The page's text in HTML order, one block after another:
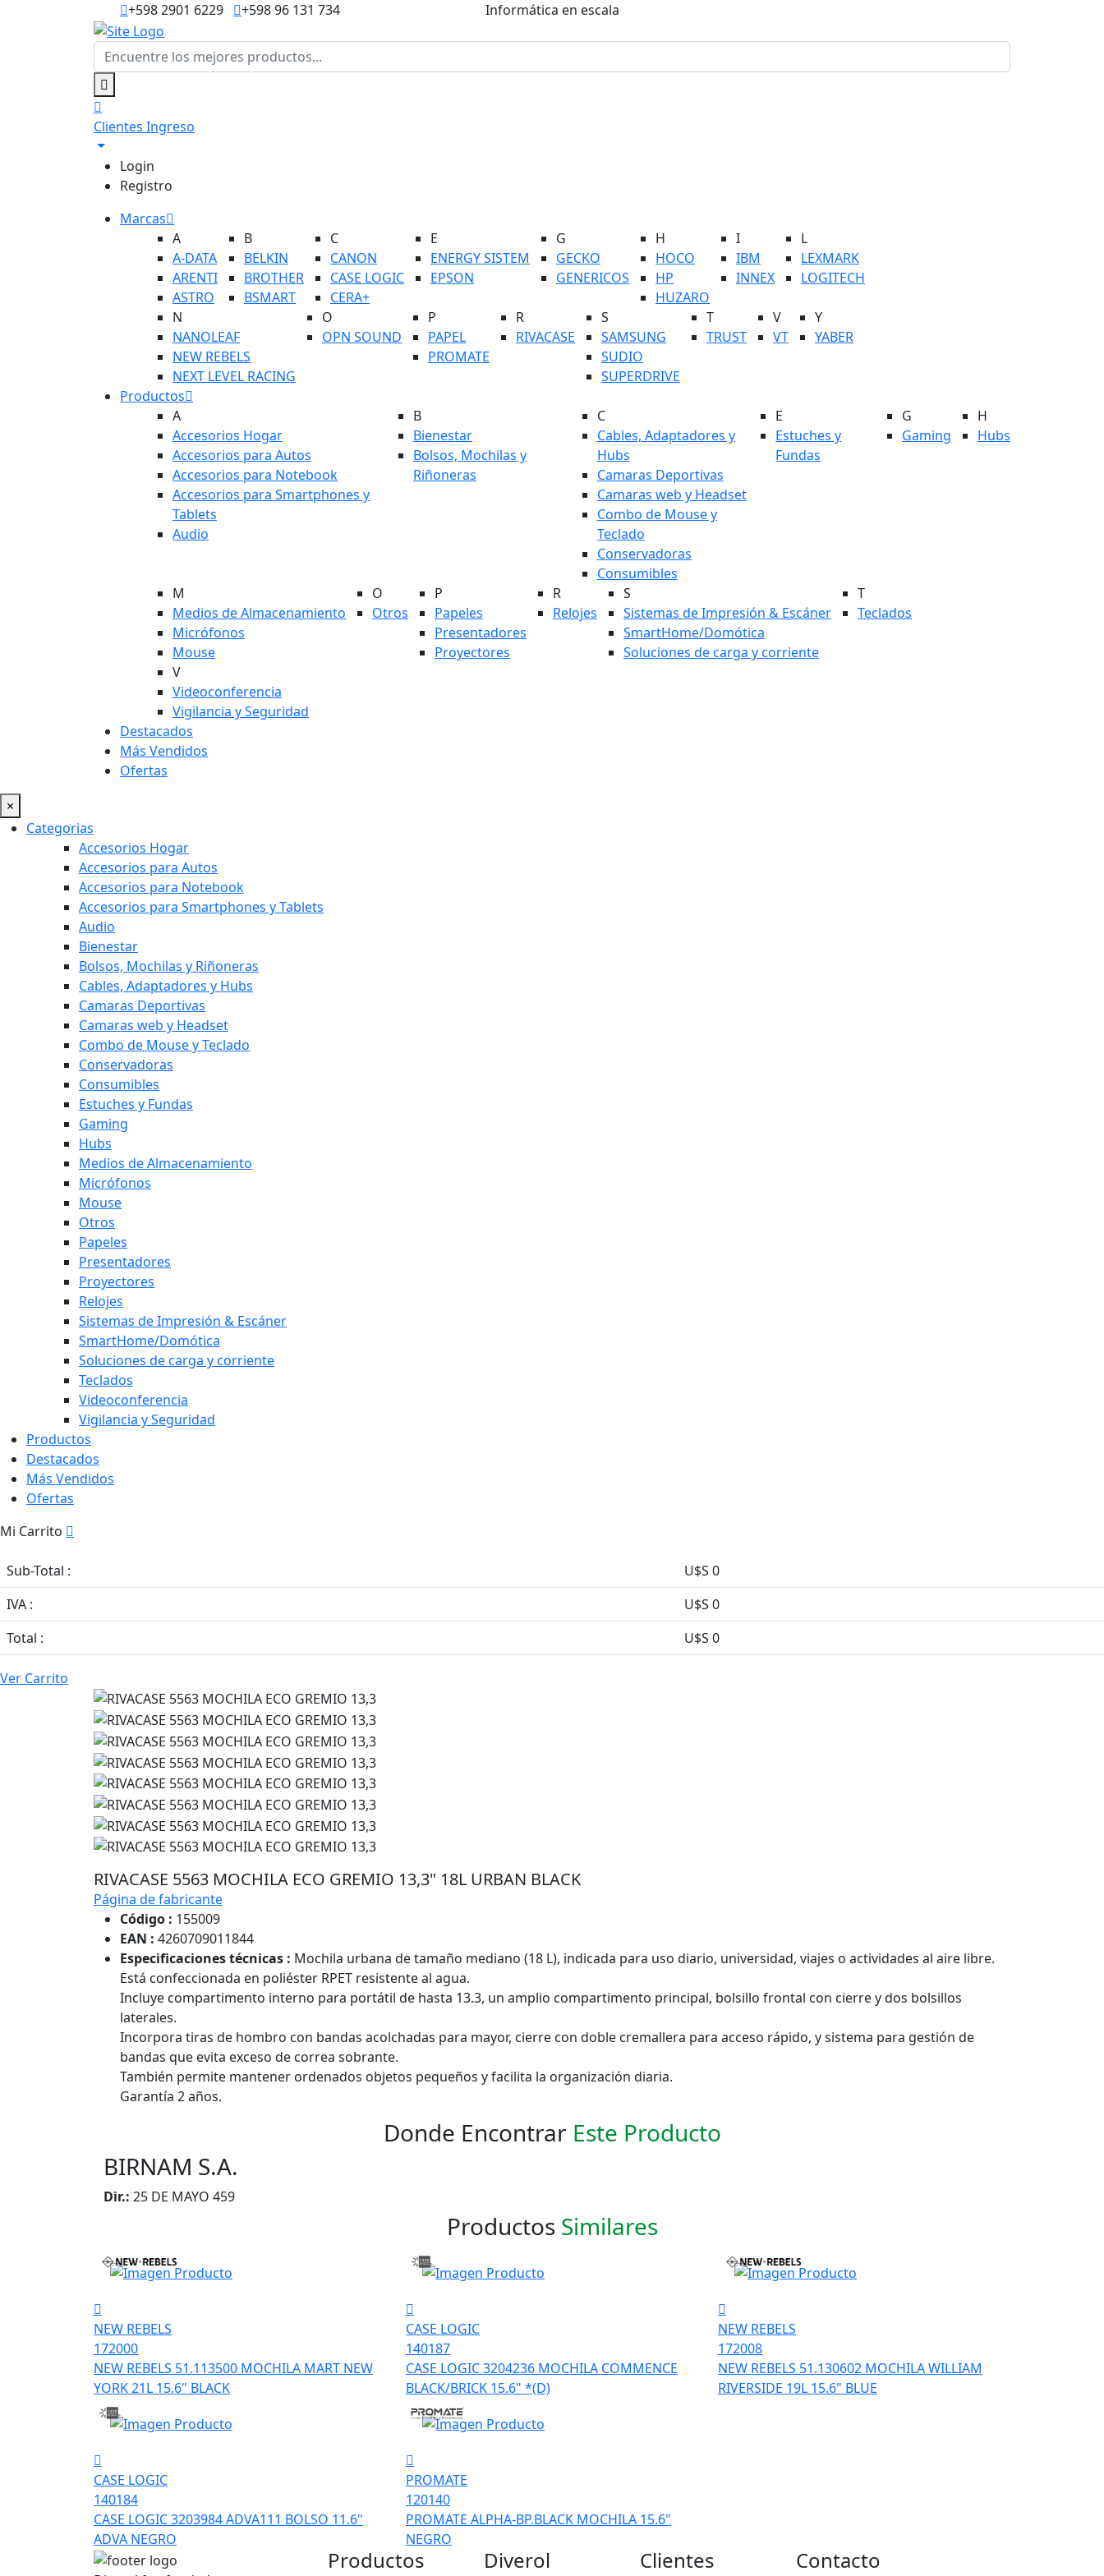
+598 2901 6229 +598 96 131 734 Informática en escala
Clientes Ingreso
Login
Registro
Marcas
A
A-DATA
ARENTI
ASTRO
B
BELKIN
BROTHER
BSMART
C
CANON
CASE LOGIC
CERA+
E
ENERGY SISTEM
EPSON
G
GECKO
GENERICOS
H
HOCO
HP
HUZARO
I
IBM
INNEX
L
LEXMARK
LOGITECH
N
NANOLEAF
NEW REBELS
NEXT LEVEL RACING
O
OPN SOUND
P
PAPEL
PROMATE
R
RIVACASE
S
SAMSUNG
SUDIO
SUPERDRIVE
T
TRUST
V
VT
Y
YABER
Productos
A
Accesorios Hogar
Accesorios para Autos
Accesorios para Notebook
Accesorios para Smartphones y
Tablets
Audio
B
Bienestar
Bolsos, Mochilas y
Riñoneras
C
Cables, Adaptadores y
Hubs
Camaras Deportivas
Camaras web y Headset
Combo de Mouse y
Teclado
Conservadoras
Consumibles
E
Estuches y
Fundas
G
Gaming
H
Hubs
M
Medios de Almacenamiento
Micrófonos
Mouse
O
Otros
P
Papeles
Presentadores
Proyectores
R
Relojes
S
Sistemas de Impresión & Escáner
SmartHome/Domótica
Soluciones de carga y corriente
T
Teclados
V
Videoconferencia
Vigilancia y Seguridad
Destacados
Más Vendidos
Ofertas
×
Categorias
Accesorios Hogar
Accesorios para Autos
Accesorios para Notebook
Accesorios para Smartphones y Tablets
Audio
Bienestar
Bolsos, Mochilas y Riñoneras
Cables, Adaptadores y Hubs
Camaras Deportivas
Camaras web y Headset
Combo de Mouse y Teclado
Conservadoras
Consumibles
Estuches y Fundas
Gaming
Hubs
Medios de Almacenamiento
Micrófonos
Mouse
Otros
Papeles
Presentadores
Proyectores
Relojes
Sistemas de Impresión & Escáner
SmartHome/Domótica
Soluciones de carga y corriente
Teclados
Videoconferencia
Vigilancia y Seguridad
Productos
Destacados
Más Vendidos
Ofertas
Mi Carrito
Sub-Total :
U$S 0
IVA :
U$S 0
Total :
U$S 0
Ver Carrito
RIVACASE 5563 MOCHILA ECO GREMIO 13,3" 18L URBAN BLACK
Página de fabricante
Código : 155009
EAN : 4260709011844
Especificaciones técnicas : Mochila urbana de tamaño mediano (18 L), indicada para uso diario, universidad, viajes o actividades al aire libre.
Está confeccionada en poliéster RPET resistente al agua.
Incluye compartimento interno para portátil de hasta 13.3, un amplio compartimento principal, bolsillo frontal con cierre y dos bolsillos
laterales.
Incorpora tiras de hombro con bandas acolchadas para mayor, cierre con doble cremallera para acceso rápido, y sistema para gestión de
bandas que evita exceso de correa sobrante.
También permite mantener ordenados objetos pequeños y facilita la organización diaria.
Garantía 2 años.
Donde Encontrar Este Producto
BIRNAM S.A.
Dir.: 25 DE MAYO 459
Productos Similares
NEW REBELS
172000
NEW REBELS 51.113500 MOCHILA MART NEW
YORK 21L 15.6" BLACK
CASE LOGIC
140187
CASE LOGIC 3204236 MOCHILA COMMENCE
BLACK/BRICK 15.6" *(D)
NEW REBELS
172008
NEW REBELS 51.130602 MOCHILA WILLIAM
RIVERSIDE 19L 15.6" BLUE
CASE LOGIC
140184
CASE LOGIC 3203984 ADVA111 BOLSO 11.6"
ADVA NEGRO
PROMATE
120140
PROMATE ALPHA-BP.BLACK MOCHILA 15.6"
NEGRO
Productos Diverol Clientes Contacto